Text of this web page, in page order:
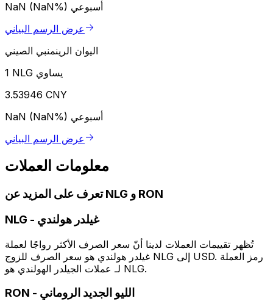
NaN (NaN%) أسبوعي
عرض الرسم البياني
اليوان الرينمنبي الصيني
1 NLG يساوي
3.53946 CNY
NaN (NaN%) أسبوعي
عرض الرسم البياني
معلومات العملات
تعرف على المزيد عن NLG و RON
NLG - غيلدر هولندي
تُظهر تقييمات العملات لدينا أنّ سعر الصرف الأكثر رواجًا لعملة
غيلدر هولندي هو سعر الصرف للزوج NLG إلى USD. رمز العملة
لـ عملات الجيلدر الهولندي هو NLG.
RON - الليو الجديد الروماني